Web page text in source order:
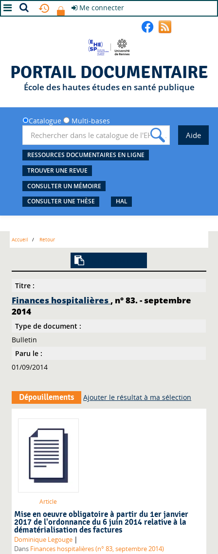
Me connecter
PORTAIL DOCUMENTAIRE
École des hautes études en santé publique
Catalogue Multi-bases
RESSOURCES DOCUMENTAIRES EN LIGNE
TROUVER UNE REVUE
CONSULTER UN MÉMOIRE
CONSULTER UNE THÈSE
HAL
Accueil Retour
Titre :
Finances hospitalières , n° 83. - septembre
2014
Type de document :
Bulletin
Paru le :
01/09/2014
Dépouillements Ajouter le résultat à ma sélection
Article
Mise en oeuvre obligatoire à partir du 1er janvier
2017 de l'ordonnance du 6 juin 2014 relative à la
dématérialisation des factures
Dominique Legouge |
Dans Finances hospitalières (n° 83, septembre 2014)